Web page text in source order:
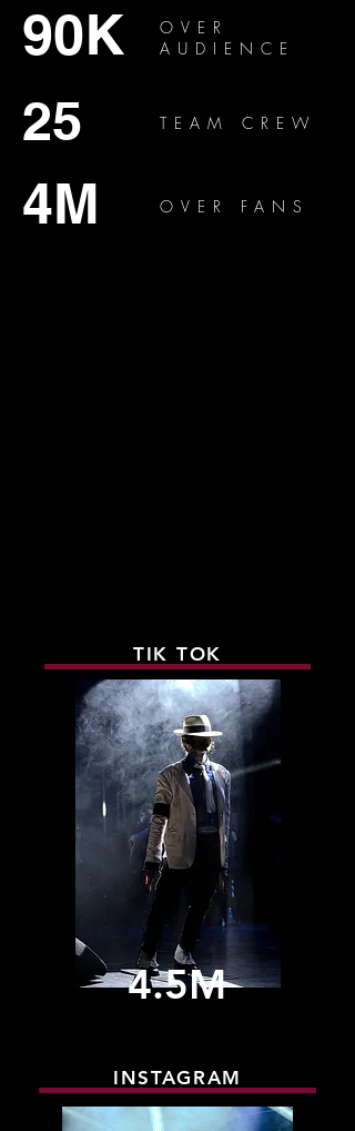
90K
OVER
AUDIENCE
25 TEAM CREW
4M OVER FANS
TIK TOK
4.5M
INSTAGRAM